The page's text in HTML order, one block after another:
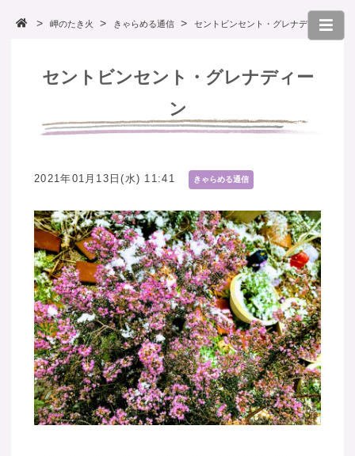
岬のたき火 きゃらめる通信 セントビンセント・グレナディーン
セントビンセント・グレナディー
ン
2021年01月13日(水) 11:41 きゃらめる通信